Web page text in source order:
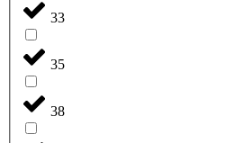
33
35
38